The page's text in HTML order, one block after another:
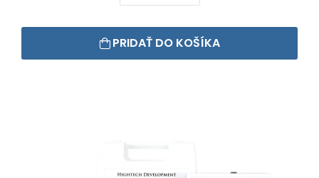
PRIDAŤ DO KOŠÍKA